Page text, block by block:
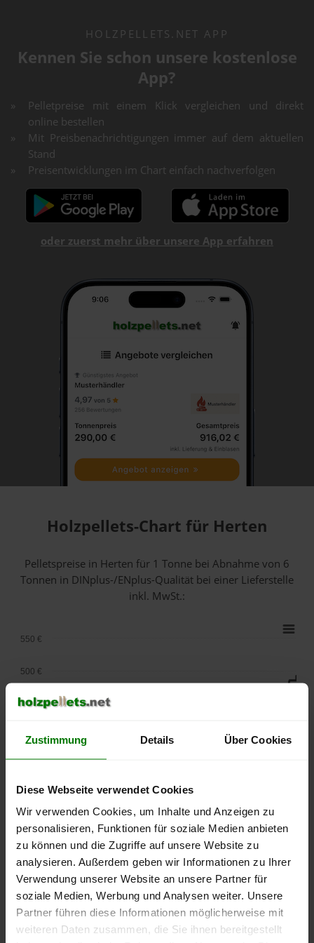
Zustimmung Details Über Cookies
Diese Webseite verwendet Cookies
Wir verwenden Cookies, um Inhalte und Anzeigen zu
personalisieren, Funktionen für soziale Medien anbieten
zu können und die Zugriffe auf unsere Website zu
analysieren. Außerdem geben wir Informationen zu Ihrer
Verwendung unserer Website an unsere Partner für
soziale Medien, Werbung und Analysen weiter. Unsere
Partner führen diese Informationen möglicherweise mit
weiteren Daten zusammen, die Sie ihnen bereitgestellt
HOLZPELLETS.NET APP
Kennen Sie schon unsere kostenlose
App?
Pelletpreise mit einem Klick vergleichen und direkt
online bestellen
Mit Preisbenachrichtigungen immer auf dem aktuellen
Stand
Preisentwicklungen im Chart einfach nachverfolgen
oder zuerst mehr über unsere App erfahren
Holzpellets-Chart für Herten
Pelletspreise in Herten für 1 Tonne bei Abnahmevon 6
Tonnen in DINplus-/ENplus-Qualität bei einer Lieferstelle
inkl. MwSt.:
lose Ware Sackware
September
Januar
Mai
250 €
400 €
450 €
500 €
550 €
Die aktuelle Preisentwicklung für Holzpellets in Deutschland
können Sie jederzeit auf unsererPelletspreise-Seite
nachvollziehen.